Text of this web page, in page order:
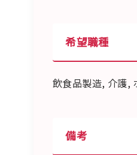
希望職種
飲食品製造, 介護,
備考